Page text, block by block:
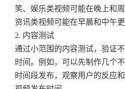
笑、娱乐类视频可能在晚上和
资讯类视频可能在早晨和中午更
2. 内容测试
通过小范围的内容测试，验证
时间。例如，可以先制作几个
时间段发布，观察用户的反应